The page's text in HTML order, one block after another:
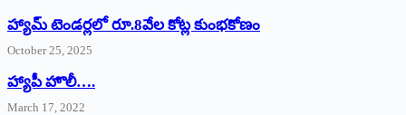
హ్యామ్‌ ‌టెండర్లలో రూ.8వేల కోట్ల కుంభకోణం
October 25, 2025
హ్యాపీ హొలీ….
March 17, 2022